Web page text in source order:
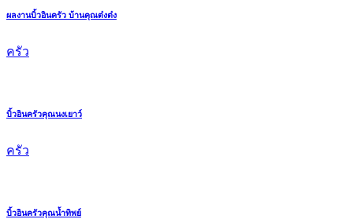
ผลงานบิ้วอินครัว บ้านคุณต๋งต๋ง
ครัว
บิ้วอินครัวคุณนงเยาว์
ครัว
บิ้วอินครัวคุณน้ำทิพย์